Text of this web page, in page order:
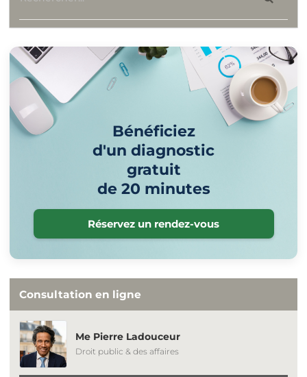
Bénéficiez
d'un diagnostic
gratuit
de 20 minutes
Réservez un rendez-vous
Consultation en ligne
Me Pierre Ladouceur
Droit public & des affaires